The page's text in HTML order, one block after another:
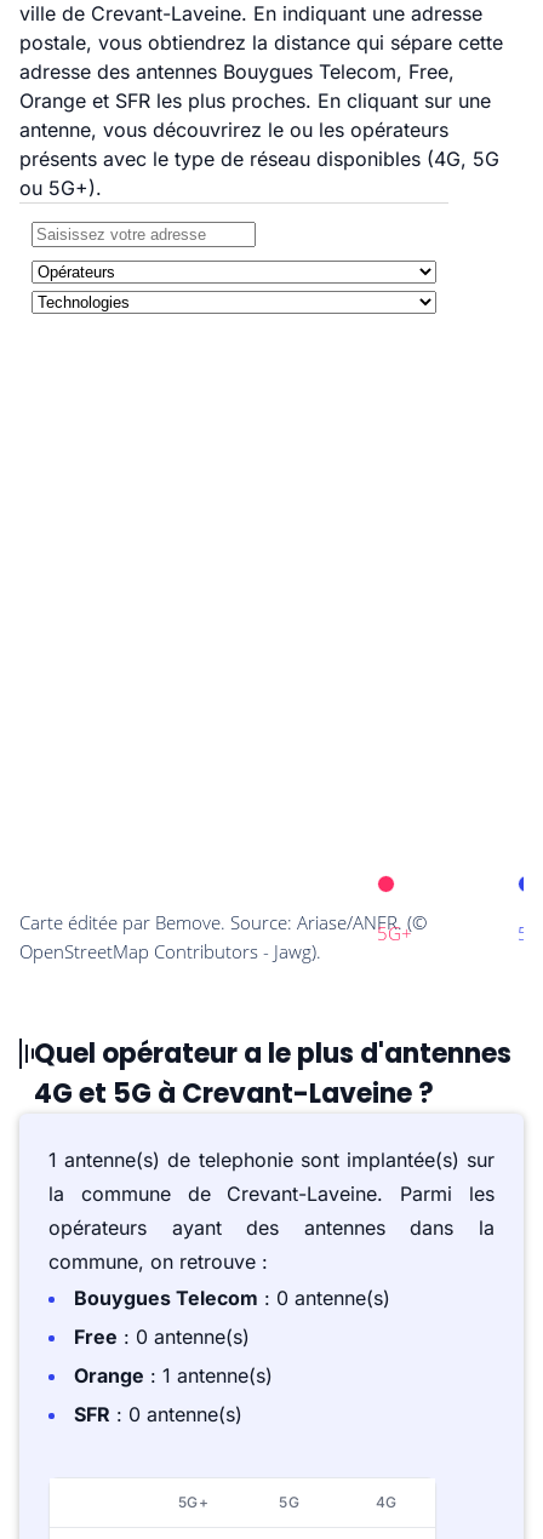
ville de Crevant-Laveine. En indiquant une adresse
postale, vous obtiendrez la distance qui sépare cette
adresse des antennes Bouygues Telecom, Free,
Orange et SFR les plus proches. En cliquant sur une
antenne, vous découvrirez le ou les opérateurs
présents avec le type de réseau disponibles (4G, 5G
ou 5G+).
Quel opérateur a le plus d'antennes
4G et 5G à Crevant-Laveine ?
1 antenne(s) de telephonie sont implantée(s) sur
la commune de Crevant-Laveine. Parmi les
opérateurs ayant des antennes dans la
commune, on retrouve :
Bouygues Telecom : 0 antenne(s)
Free : 0 antenne(s)
Orange : 1 antenne(s)
SFR : 0 antenne(s)
5G+ 5G 4G